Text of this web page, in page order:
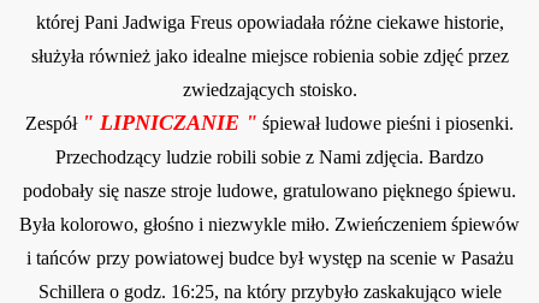
której Pani Jadwiga Freus opowiadała różne ciekawe historie,
służyła również jako idealne miejsce robienia sobie zdjęć przez
zwiedzających stoisko.
Zespół " LIPNICZANIE " śpiewał ludowe pieśni i piosenki.
Przechodzący ludzie robili sobie z Nami zdjęcia. Bardzo
podobały się nasze stroje ludowe, gratulowano pięknego śpiewu.
Była kolorowo, głośno i niezwykle miło. Zwieńczeniem śpiewów
i tańców przy powiatowej budce był występ na scenie w Pasażu
Schillera o godz. 16:25, na który przybyło zaskakująco wiele